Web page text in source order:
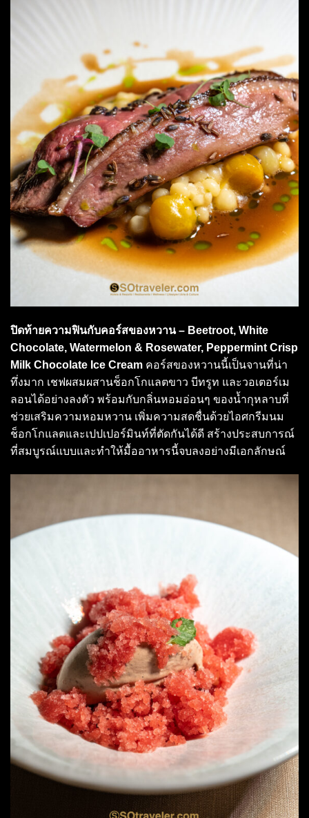
ปิดท้ายความฟินกับคอร์สของหวาน – Beetroot, White
Chocolate, Watermelon & Rosewater, Peppermint Crisp
Milk Chocolate Ice Cream คอร์สของหวานนี้เป็นจานที่น่า
ทึ่งมาก เชฟผสมผสานช็อกโกแลตขาว บีทรูท และวอเตอร์เม
ลอนได้อย่างลงตัว พร้อมกับกลิ่นหอมอ่อนๆ ของน้ำกุหลาบที่
ช่วยเสริมความหอมหวาน เพิ่มความสดชื่นด้วยไอศกรีมนม
ช็อกโกแลตและเปปเปอร์มินท์ที่ตัดกันได้ดี สร้างประสบการณ์
ที่สมบูรณ์แบบและทำให้มื้ออาหารนี้จบลงอย่างมีเอกลักษณ์